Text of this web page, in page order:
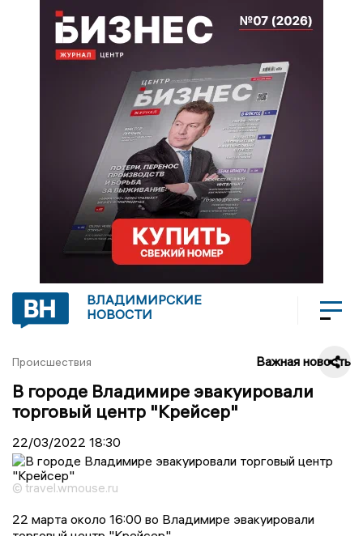
ВЛАДИМИРСКИЕ
НОВОСТИ
Происшествия Важная новость
В городе Владимире эвакуировали
торговый центр "Крейсер"
22/03/2022 18:30
© travel.wmouse.ru
22 марта около 16:00 во Владимире эвакуировали